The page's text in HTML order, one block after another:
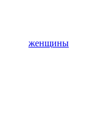
женщины